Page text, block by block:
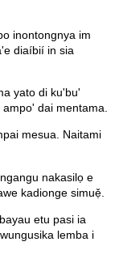
inontongnya im
diaíbií in sia
yato di ku'bu'
dai mentama.
mesua. Naitami
nakasilọ e
kadionge simuẹ̌.
etu pasi ia
lemba i